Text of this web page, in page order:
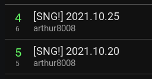
4
6
[SNG!] 2021.10.25
arthur8008
5
5
[SNG!] 2021.10.20
arthur8008